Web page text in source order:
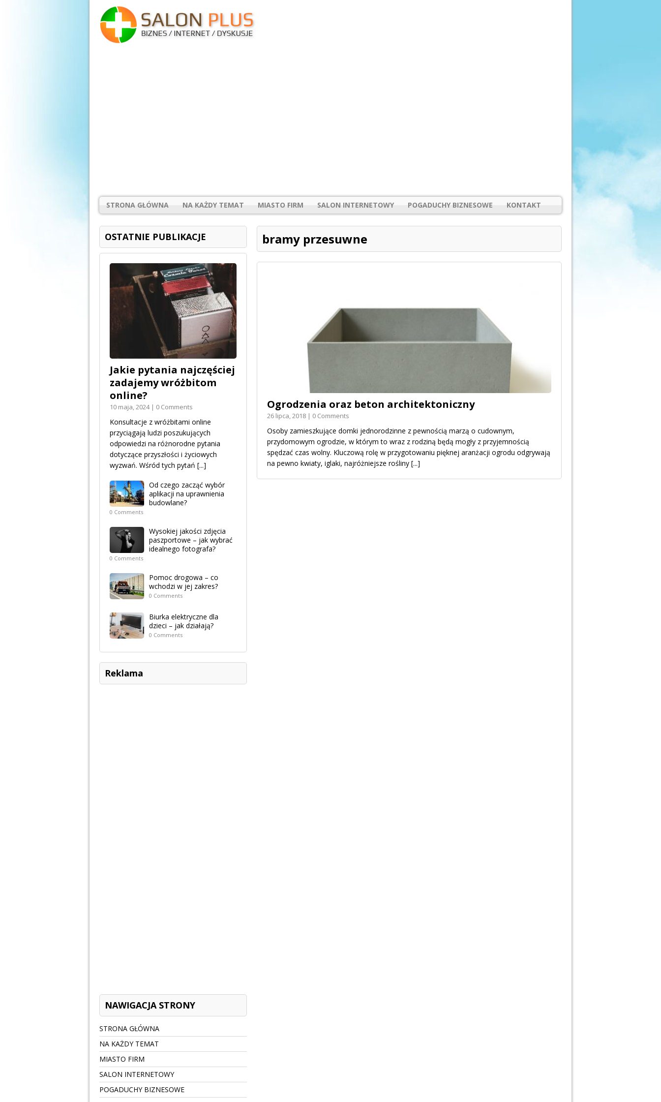
STRONA GŁÓWNA NA KAŻDY TEMAT MIASTO FIRM SALON INTERNETOWY POGADUCHY BIZNESOWE KONTAKT
bramy przesuwne
Ogrodzenia oraz beton architektoniczny
26 lipca, 2018 | 0 Comments
Osoby zamieszkujące domki jednorodzinne z pewnością marzą o cudownym,
przydomowym ogrodzie, w którym to wraz z rodziną będą mogły z przyjemnością
spędzać czas wolny. Kluczową rolę w przygotowaniu pięknej aranżacji ogrodu odgrywają
na pewno kwiaty, iglaki, najróżniejsze rośliny [...]
OSTATNIE PUBLIKACJE
Jakie pytania najczęściej
zadajemy wróżbitom
online?
10 maja, 2024 | 0 Comments
Konsultacje z wróżbitami online
przyciągają ludzi poszukujących
odpowiedzi na różnorodne pytania
dotyczące przyszłości i życiowych
wyzwań. Wśród tych pytań [...]
Od czego zacząć wybór
aplikacji na uprawnienia
budowlane?
0 Comments
Wysokiej jakości zdjęcia
paszportowe – jak wybrać
idealnego fotografa?
0 Comments
Pomoc drogowa – co
wchodzi w jej zakres?
0 Comments
Biurka elektryczne dla
dzieci – jak działają?
0 Comments
Reklama
NAWIGACJA STRONY
STRONA GŁÓWNA
NA KAŻDY TEMAT
MIASTO FIRM
SALON INTERNETOWY
POGADUCHY BIZNESOWE